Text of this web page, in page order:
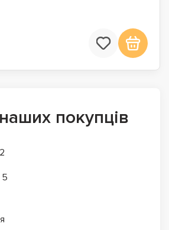
покупців
5